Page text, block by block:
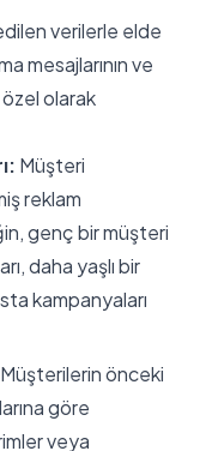
verilerle elde
mesajlarının ve
özel olarak
Müşteri
reklam
genç bir müşteri
daha yaşlı bir
kampanyaları
Müşterilerin önceki
göre
veya